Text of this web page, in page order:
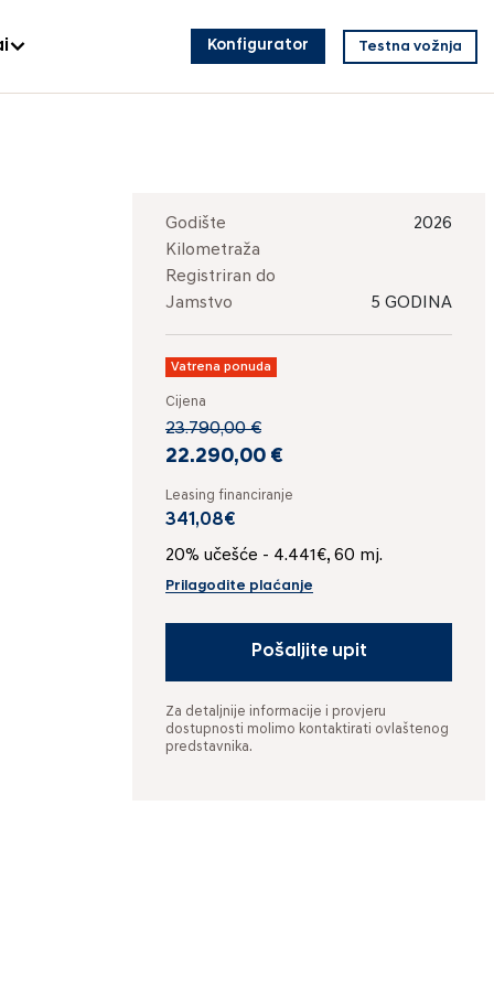
Konfigurator Testna vožnja
Godište
2026
Kilometraža
Registriran do
Jamstvo
5 GODINA
Vatrena ponuda
Cijena
23.790,00 €
22.290,00 €
Leasing financiranje
341,08€
20% učešće - 4.441€, 60 mj.
Prilagodite plaćanje
Pošaljite upit
Za detaljnije informacije i provjeru
dostupnosti molimo kontaktirati ovlaštenog
predstavnika.